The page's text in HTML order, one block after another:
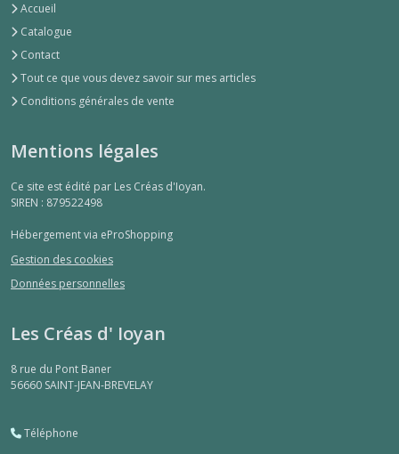
Accueil
Catalogue
Contact
Tout ce que vous devez savoir sur mes articles
Conditions générales de vente
Mentions légales
Ce site est édité par Les Créas d'Ioyan.
SIREN : 879522498
Hébergement via eProShopping
Gestion des cookies
Données personnelles
Les Créas d' Ioyan
8 rue du Pont Baner
56660 SAINT-JEAN-BREVELAY
Téléphone